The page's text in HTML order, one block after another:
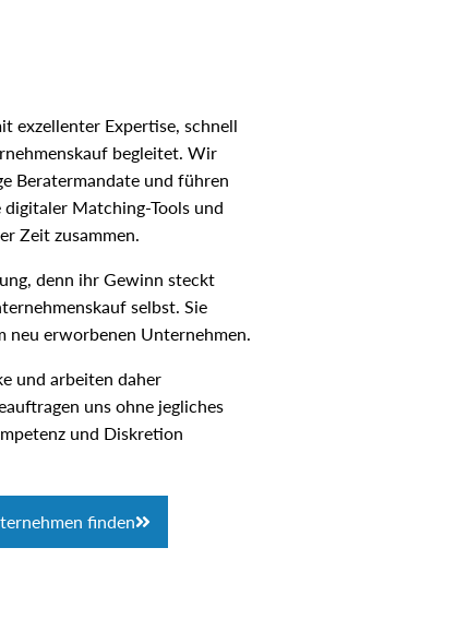
exzellenter Expertise, schnell
begleitet. Wir
Beratermandate und führen
Matching-Tools und
Zeit zusammen.
denn ihr Gewinn steckt
selbst. Sie
erworbenen Unternehmen.
und arbeiten daher
uns ohne jegliches
und Diskretion
finden